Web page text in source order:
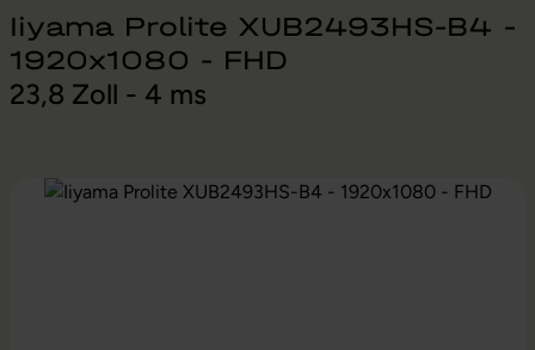
Iiyama Prolite XUB2493HS-B4 -
1920x1080 - FHD
23,8 Zoll - 4 ms
Bildergalerie überspringen